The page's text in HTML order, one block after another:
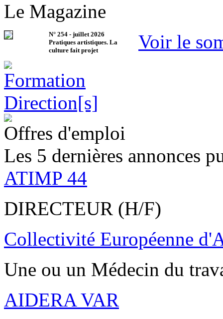
Le Magazine
N° 254 - juillet 2026
Pratiques artistiques. La
culture fait projet
Voir le
Offres d'emploi
Les 5 dernières annonces
ATIMP 44
DIRECTEUR (H/F)
Collectivité Européenne
Une ou un Médecin du
AIDERA VAR